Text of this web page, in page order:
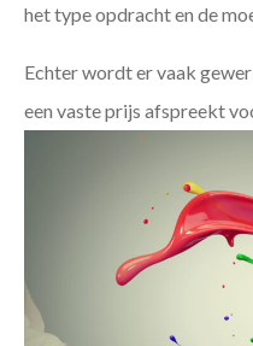
het type opdracht en de
Echter wordt er vaak
een vaste prijs afspreekt